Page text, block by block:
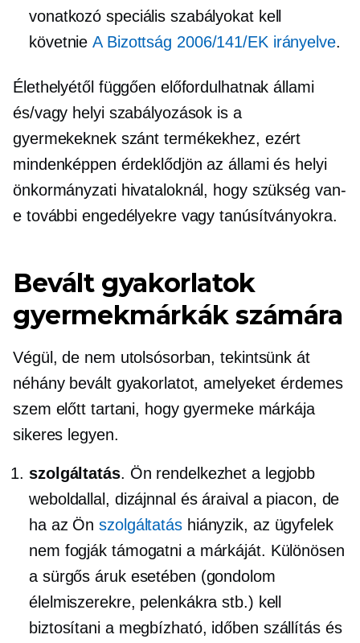
vonatkozó speciális szabályokat kell
követnieA Bizottság 2006/141/EK irányelve.
Élethelyétől függően előfordulhatnak állami
és/vagy helyi szabályozások is a
gyermekeknek szánt termékekhez, ezért
mindenképpen érdeklődjön az állami és helyi
önkormányzati hivataloknál, hogy szükség van-
e további engedélyekre vagy tanúsítványokra.
Bevált gyakorlatok
gyermekmárkák számára
Végül, de nem utolsósorban, tekintsünk át
néhány bevált gyakorlatot, amelyeket érdemes
szem előtt tartani, hogy gyermeke márkája
sikeres legyen.
szolgáltatás. Ön rendelkezhet a legjobb
weboldallal, dizájnnal és áraival a piacon, de
ha az Önszolgáltatáshiányzik, az ügyfelek
nem fogják támogatni a márkáját. Különösen
a sürgős áruk esetében (gondolom
élelmiszerekre, pelenkákra stb.) kell
biztosítani a megbízható, időben szállítás és